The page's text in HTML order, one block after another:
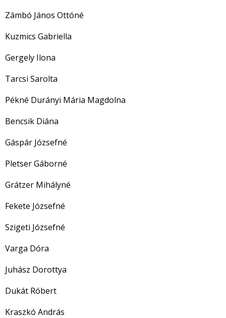
Zámbó János Ottóné
Kuzmics Gabriella
Gergely Ilona
Tarcsi Sarolta
Pékné Durányi Mária Magdolna
Bencsik Diána
Gáspár Józsefné
Pletser Gáborné
Grátzer Mihályné
Fekete Józsefné
Szigeti Józsefné
Varga Dóra
Juhász Dorottya
Dukát Róbert
Kraszkó András